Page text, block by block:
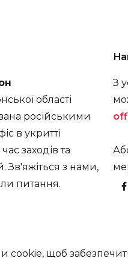
cookie, щоб
області
російськими
в укритті
заходів та
Зв'яжіться з нами,
питання.
З